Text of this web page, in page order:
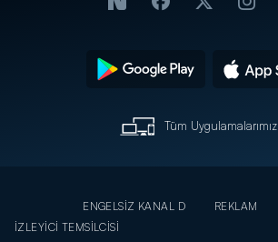
Tüm Uygulamalarımız
ENGELSİZ KANAL D REKLAM
İZLEYİCİ TEMSİLCİSİ